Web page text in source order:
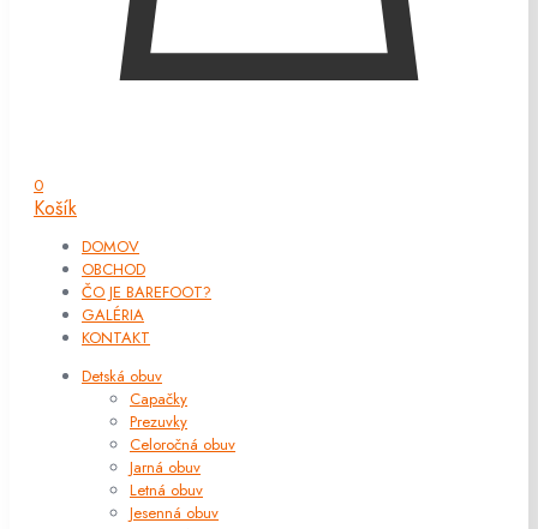
0
Košík
DOMOV
OBCHOD
ČO JE BAREFOOT?
GALÉRIA
KONTAKT
Detská obuv
Capačky
Prezuvky
Celoročná obuv
Jarná obuv
Letná obuv
Jesenná obuv